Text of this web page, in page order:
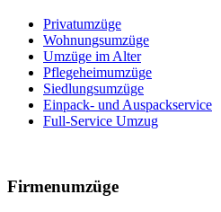
Privatumzüge
Wohnungsumzüge
Umzüge im Alter
Pflegeheimumzüge
Siedlungsumzüge
Einpack- und Auspackservice
Full-Service Umzug
Firmenumzüge